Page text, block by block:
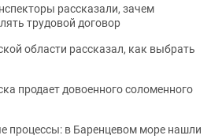
рассказали, зачем
трудовой договор
области рассказал, как выбрать
продает довоенного соломенного
процессы: в Баренцевом море нашли